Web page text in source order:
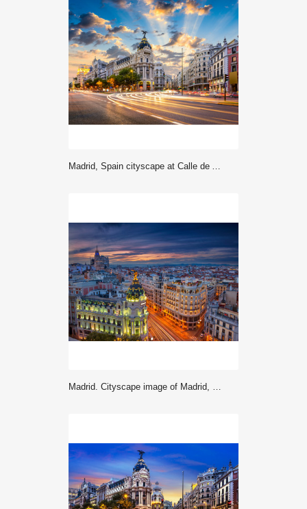
Madrid, Spain cityscape at Calle de Alcala and Gran Via.
Madrid. Cityscape image of Madrid, Spain during sunset.